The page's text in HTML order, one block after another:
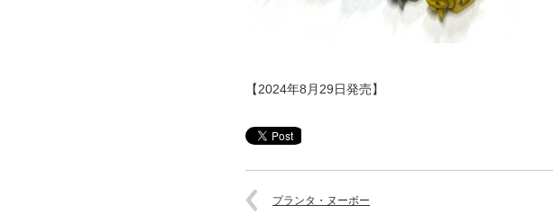
【2024年8月29日発売】
プランタ・ヌーボー